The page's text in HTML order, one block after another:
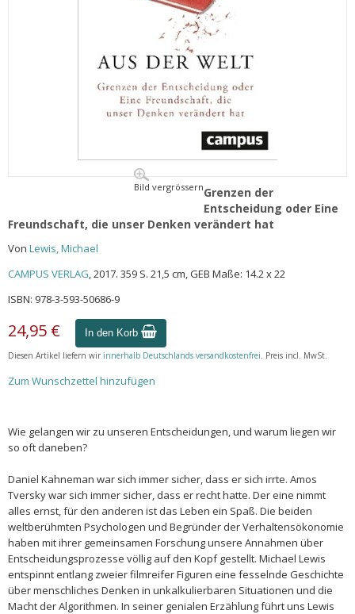
Bild vergrössernGrenzen der
Entscheidung oder Eine
Freundschaft, die unser Denken verändert hat
Von Lewis, Michael
CAMPUS VERLAG, 2017. 359 S. 21,5 cm, GEB Maße: 14.2 x 22
ISBN: 978-3-593-50686-9
24,95 € In den Korb
Diesen Artikel liefern wir innerhalb Deutschlands versandkostenfrei. Preis incl. MwSt.
Zum Wunschzettel hinzufügen
Wie gelangen wir zu unseren Entscheidungen, und warum liegen wir
so oft daneben?
Daniel Kahneman war sich immer sicher, dass er sich irrte. Amos
Tversky war sich immer sicher, dass er recht hatte. Der eine nimmt
alles ernst, für den anderen ist das Leben ein Spaß. Die beiden
weltberühmten Psychologen und Begründer der Verhaltensökonomie
haben mit ihrer gemeinsamen Forschung unsere Annahmen über
Entscheidungsprozesse völlig auf den Kopf gestellt. Michael Lewis
entspinnt entlang zweier filmreifer Figuren eine fesselnde Geschichte
über menschliches Denken in unkalkulierbaren Situationen und die
Macht der Algorithmen. In seiner genialen Erzählung führt uns Lewis